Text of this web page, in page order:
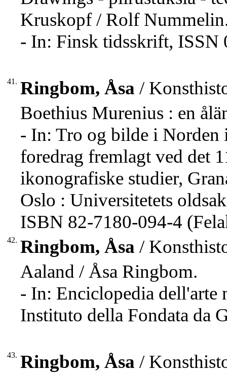
Kruskopf / Rolf
- In: Finsk tidsskrift, ISSN
41. Ringbom, Åsa /
Boethius Murenius : en
- In: Tro og bilde i Norden
foredrag fremlagt ved det
ikonografiske studier,
Oslo : Universitetets
ISBN 82-7180-094-4
42. Ringbom, Åsa /
Aaland / Åsa Ringbom.
- In: Enciclopedia dell'arte
Instituto della Fondata da
43. Ringbom, Åsa /